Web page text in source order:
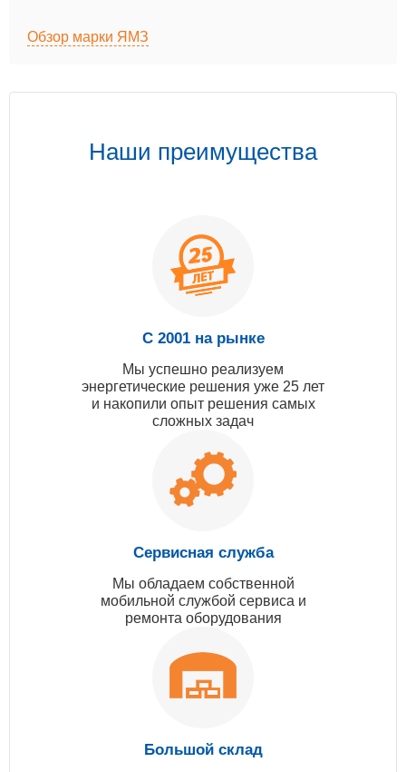
Обзор марки ЯМЗ
Наши преимущества
С 2001 на рынке
Мы успешно реализуем
энергетические решения уже 25 лет
и накопили опыт решения самых
сложных задач
Сервисная служба
Мы обладаем собственной
мобильной службой сервиса и
ремонта оборудования
Большой склад